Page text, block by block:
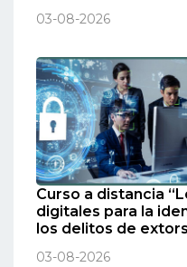
03-08-2026
Curso a distancia
digitales para la
los delitos de
03-08-2026